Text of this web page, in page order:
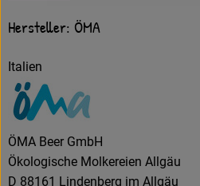
Hersteller: ÖMA
Italien
ÖMA Beer GmbH
Ökologische Molkereien Allgäu
D 88161 Lindenberg im Allgäu